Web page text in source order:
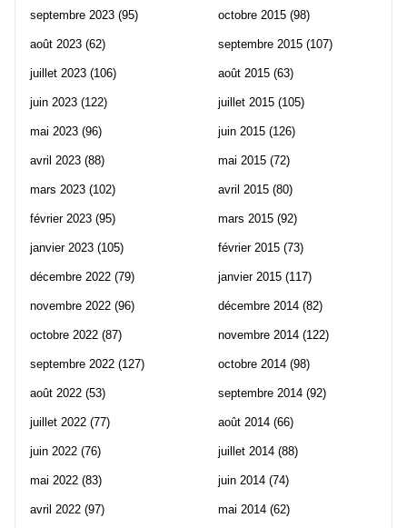
septembre 2023 (95)
août 2023 (62)
juillet 2023 (106)
juin 2023 (122)
mai 2023 (96)
avril 2023 (88)
mars 2023 (102)
février 2023 (95)
janvier 2023 (105)
décembre 2022 (79)
novembre 2022 (96)
octobre 2022 (87)
septembre 2022 (127)
août 2022 (53)
juillet 2022 (77)
juin 2022 (76)
mai 2022 (83)
avril 2022 (97)
octobre 2015 (98)
septembre 2015 (107)
août 2015 (63)
juillet 2015 (105)
juin 2015 (126)
mai 2015 (72)
avril 2015 (80)
mars 2015 (92)
février 2015 (73)
janvier 2015 (117)
décembre 2014 (82)
novembre 2014 (122)
octobre 2014 (98)
septembre 2014 (92)
août 2014 (66)
juillet 2014 (88)
juin 2014 (74)
mai 2014 (62)